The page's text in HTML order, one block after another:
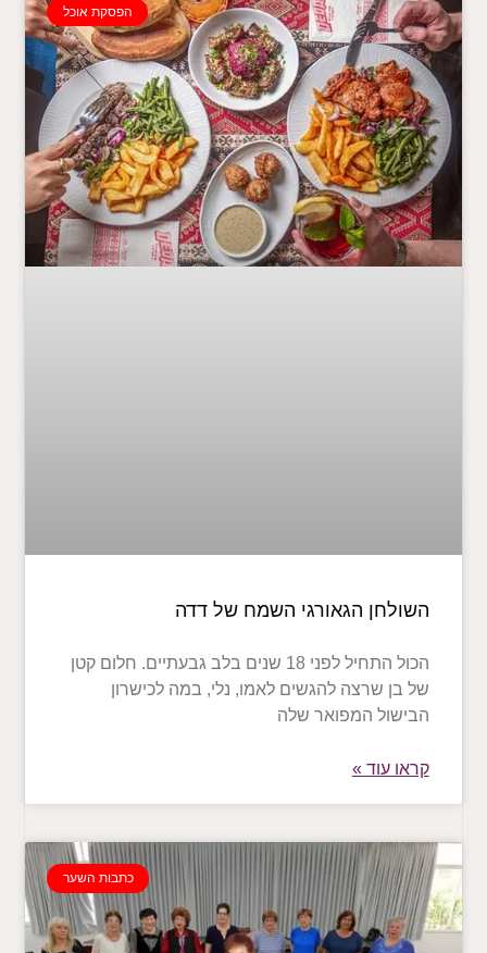
הפסקת אוכל
השולחן הגאורגי השמח של דדה
הכול התחיל לפני 18 שנים בלב גבעתיים. חלום קטן
של בן שרצה להגשים לאמו, נלי, במה לכישרון
הבישול המפואר שלה
קראו עוד »
כתבות השער